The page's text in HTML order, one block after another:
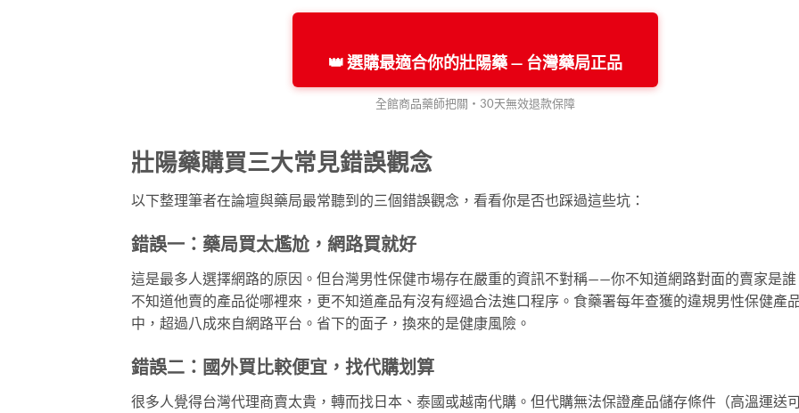
👑 選購最適合你的壯陽藥 — 台灣藥局正品
全館商品藥師把關・30天無效退款保障
壯陽藥購買三大常見錯誤觀念
以下整理筆者在論壇與藥局最常聽到的三個錯誤觀念，看看你是否也踩過這些坑：
錯誤一：藥局買太尷尬，網路買就好
這是最多人選擇網路的原因。但台灣男性保健市場存在嚴重的資訊不對稱——你不知道網路對面的賣家是誰
不知道他賣的產品從哪裡來，更不知道產品有沒有經過合法進口程序。食藥署每年查獲的違規男性保健產
中，超過八成來自網路平台。省下的面子，換來的是健康風險。
錯誤二：國外買比較便宜，找代購划算
很多人覺得台灣代理商賣太貴，轉而找日本、泰國或越南代購。但代購無法保證產品儲存條件（高溫運送